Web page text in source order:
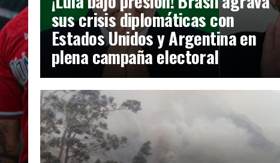
sus crisis diplomáticas con
Estados Unidos y Argentina en
plena campaña electoral